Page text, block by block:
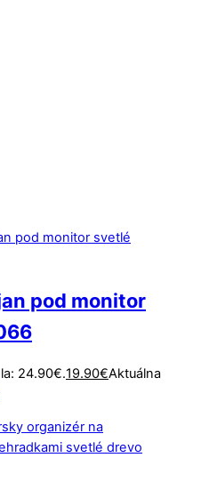
pod monitor
24.90€.19.90€Aktuálna